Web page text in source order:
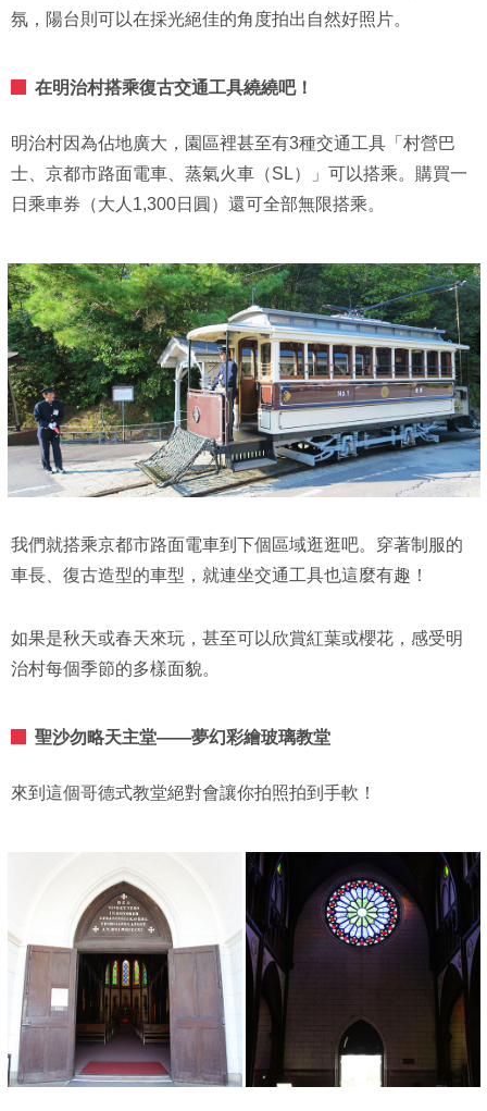
氛，陽台則可以在採光絕佳的角度拍出自然好照片。
在明治村搭乘復古交通工具繞繞吧！
明治村因為佔地廣大，園區裡甚至有3種交通工具「村營巴
士、京都市路面電車、蒸氣火車（SL）」可以搭乘。購買一
日乘車券（大人1,300日圓）還可全部無限搭乘。
我們就搭乘京都市路面電車到下個區域逛逛吧。穿著制服的
車長、復古造型的車型，就連坐交通工具也這麼有趣！
如果是秋天或春天來玩，甚至可以欣賞紅葉或櫻花，感受明
治村每個季節的多樣面貌。
聖沙勿略天主堂——夢幻彩繪玻璃教堂
來到這個哥德式教堂絕對會讓你拍照拍到手軟！